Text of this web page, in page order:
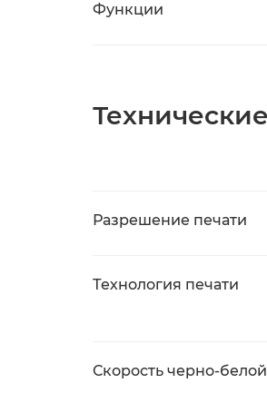
Функции
Разрешение печати
Технология печати
Скорость черно-